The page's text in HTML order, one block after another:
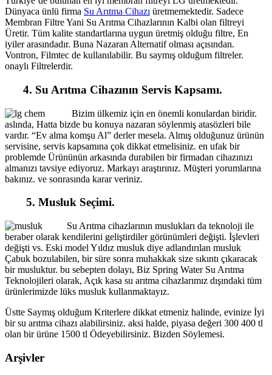
Dünyaca ünlü firma Su Arıtma Cihazı üretmemektedir. Sadece
Membran Filtre Yani Su Arıtma Cihazlarının Kalbi olan filtreyi
Üretir. Tüm kalite standartlarına uygun üretmiş olduğu filtre, En
iyiler arasındadır. Buna Nazaran Alternatif olması açısından.
Vontron, Filmtec de kullanılabilir. Bu saymış olduğum filtreler.
onaylı Filtrelerdir.
4. Su Arıtma Cihazının Servis Kapsamı.
Bizim ülkemiz için en önemli konulardan biridir.
aslında, Hatta bizde bu konuya nazaran söylenmiş atasözleri bile
vardır. “Ev alma komşu Al” derler mesela. Almış olduğunuz ürünün
servisine, servis kapsamına çok dikkat etmelisiniz. en ufak bir
problemde Ürününün arkasında durabilen bir firmadan cihazınızı
almanızı tavsiye ediyoruz. Markayı araştırınız. Müşteri yorumlarına
bakınız. ve sonrasında karar veriniz.
5. Musluk Seçimi.
Su Arıtma cihazlarının muslukları da teknoloji ile
beraber olarak kendilerini geliştirdiler görünümleri değişti. İşlevleri
değişti vs. Eski model Yıldız musluk diye adlandırılan musluk
Çabuk bozulabilen, bir süre sonra muhakkak size sıkıntı çıkaracak
bir musluktur. bu sebepten dolayı, Biz Spring Water Su Arıtma
Teknolojileri olarak, Açık kasa su arıtma cihazlarımız dışındaki tüm
ürünlerimizde lüks musluk kullanmaktayız.
Üstte Saymış olduğum Kriterlere dikkat etmeniz halinde, evinize İyi
bir su arıtma cihazı alabilirsiniz. aksi halde, piyasa değeri 300 400 tl
olan bir ürüne 1500 tl Ödeyebilirsiniz. Bizden Söylemesi.
Arşivler